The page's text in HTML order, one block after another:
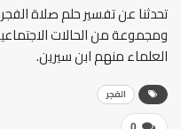
تحدثنا عن تفسير حلم صلاة
ومجموعة من الحالات
العلماء منهم ابن سيرين.
الفجر